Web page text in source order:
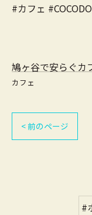
#カフェ
鳩ヶ谷で安らぐカ
カフェ
< 前のページ
#